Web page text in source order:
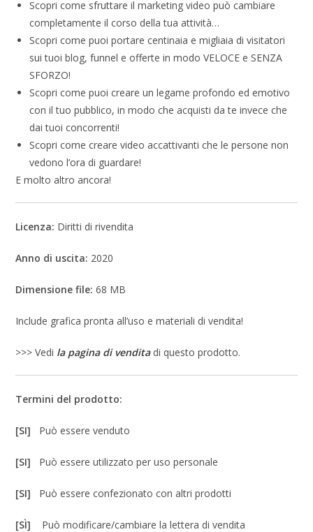
Scopri come sfruttare il marketing video può cambiare
completamente il corso della tua attività…
Scopri come puoi portare centinaia e migliaia di visitatori
sui tuoi blog, funnel e offerte in modo VELOCE e SENZA
SFORZO!
Scopri come puoi creare un legame profondo ed emotivo
con il tuo pubblico, in modo che acquisti da te invece che
dai tuoi concorrenti!
Scopri come creare video accattivanti che le persone non
vedono l’ora di guardare!
E molto altro ancora!
Licenza: Diritti di rivendita
Anno di uscita: 2020
Dimensione file: 68 MB
Include grafica pronta all’uso e materiali di vendita!
>>> Vedi la pagina di venditadi questo prodotto.
Termini del prodotto:
[SI] Può essere venduto
[SI] Può essere utilizzato per uso personale
[SI] Può essere confezionato con altri prodotti
[SÌ] Può modificare/cambiare la lettera di vendita